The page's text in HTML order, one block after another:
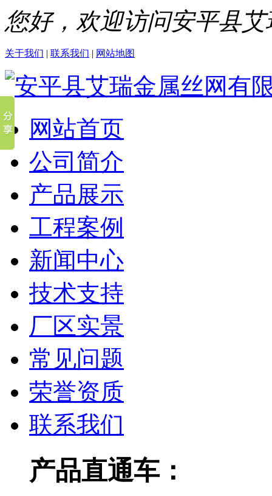
您好，欢迎访问安平县
关于我们 | 联系我们 | 网站地图
网站首页
公司简介
产品展示
工程案例
新闻中心
技术支持
厂区实景
常见问题
荣誉资质
联系我们
产品直通车：